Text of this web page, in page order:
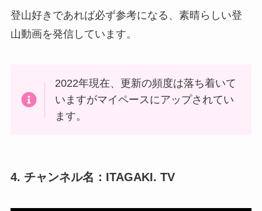
登山好きであれば必ず参考になる、素晴らしい登
山動画を発信しています。
2022年現在、更新の頻度は落ち着いて
いますがマイペースにアップされてい
ます。
4. チャンネル名：ITAGAKI. TV